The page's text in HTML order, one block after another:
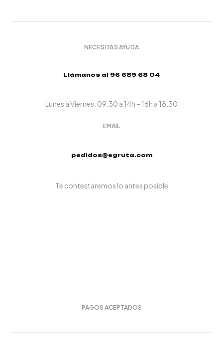
NECESITAS AYUDA
Llámanos al 96 689 68 04
Lunes a Viernes: 09:30 a 14h – 16h a 18:30
EMAIL
pedidos@egruta.com
Te contestaremos lo antes posible
PAGOS ACEPTADOS